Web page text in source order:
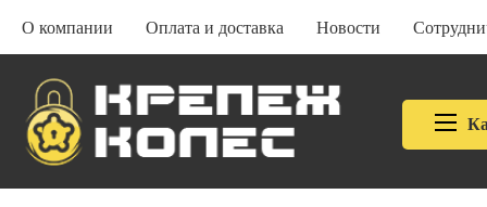
О компании Оплата и доставка Новости